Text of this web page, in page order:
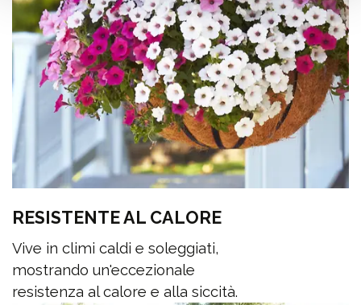
RESISTENTE AL CALORE
Vive in climi caldi e soleggiati,
mostrando un'eccezionale
resistenza al calore e alla siccità.